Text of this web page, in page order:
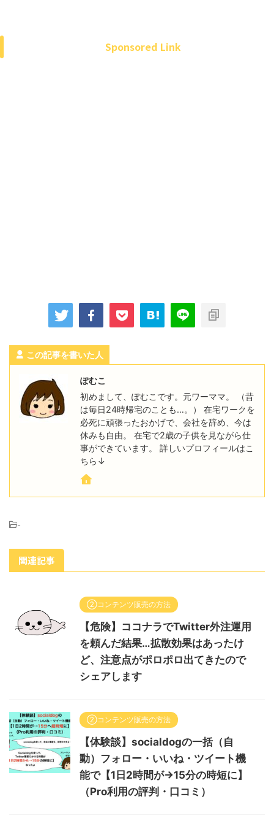
Sponsored Link
この記事を書いた人
ぽむこ
初めまして、ぽむこです。元ワーママ。 （昔
は毎日24時帰宅のことも…。） 在宅ワークを
必死に頑張ったおかげで、会社を辞め、今は
休みも自由。 在宅で2歳の子供を見ながら仕
事ができています。 詳しいプロフィールはこ
ちら↓
-
関連記事
②コンテンツ販売の方法
【危険】ココナラでTwitter外注運用
を頼んだ結果…拡散効果はあったけ
ど、注意点がポロポロ出てきたので
シェアします
②コンテンツ販売の方法
【体験談】socialdogの一括（自
動）フォロー・いいね・ツイート機
能で【1日2時間が→15分の時短に】
（Pro利用の評判・口コミ）